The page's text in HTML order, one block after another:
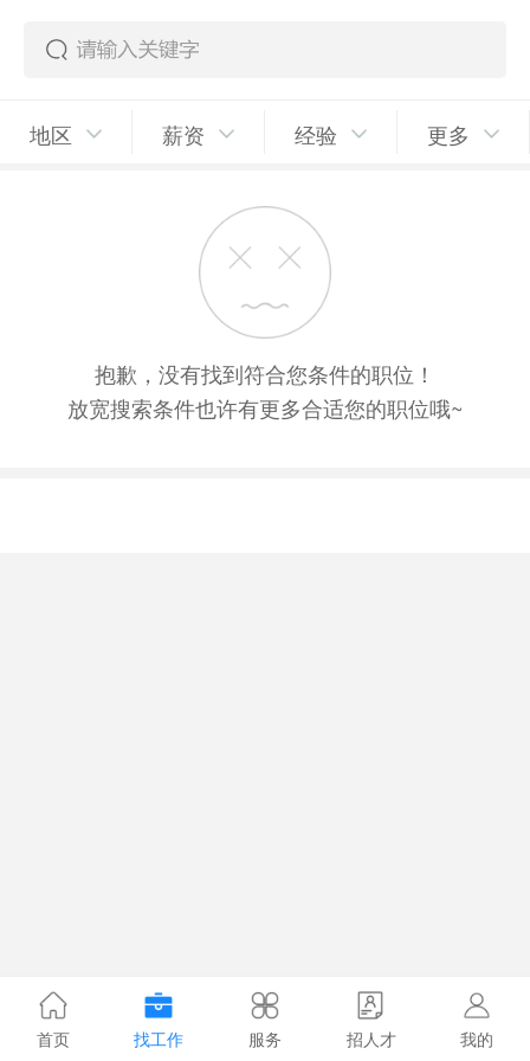
地区 薪资 经验 更多
抱歉，没有找到符合您条件的职位！
放宽搜索条件也许有更多合适您的职位哦~
首页 找工作 服务 招人才 我的